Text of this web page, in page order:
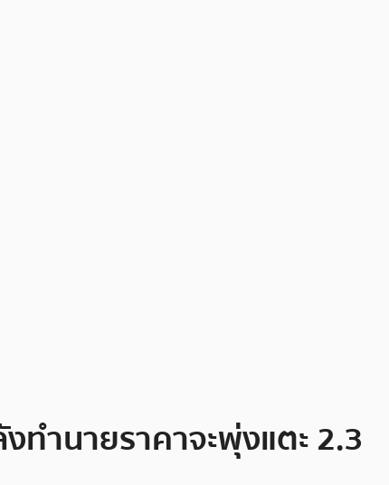
ำนายราคาจะพุ่งแตะ 2.3